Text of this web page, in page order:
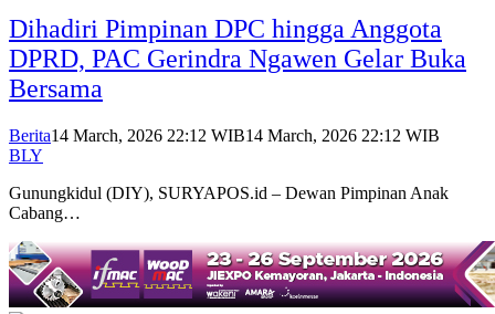
Dihadiri Pimpinan DPC hingga Anggota
DPRD, PAC Gerindra Ngawen Gelar Buka
Bersama
Berita14 March, 2026 22:12 WIB14 March, 2026 22:12 WIB
BLY
Gunungkidul (DIY), SURYAPOS.id – Dewan Pimpinan Anak
Cabang…